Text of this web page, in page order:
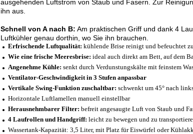
ausgehenden Luftstrom von Staub und Fasern. Zur
ihn aus.
Schnell von A nach B: Am praktischen Griff und dank 4
Luftkühler genau dorthin, wo Sie ihn brauchen.
Erfrischende Luftqualität: kühlende Brise reinigt und befeuchtet
Wie eine frische Meeresbrise: ideal auch direkt am Bett, auf dem
Angenehme Kühle: senkt durch Verdunstungskälte mit feinstem
Ventilator-Geschwindigkeit in 3 Stufen anpassbar
Vertikale Swing-Funktion zuschaltbar: schwenkt um 45° nach
Horizontale Luftlamellen manuell einstellbar
Herausnehmbarer Filter: befreit angesaugte Luft von Staub und
4 Laufrollen und Handgriff: leicht zu bewegen und zu
Wassertank-Kapazität: 3,5 Liter, mit Platz für Eiswürfel oder